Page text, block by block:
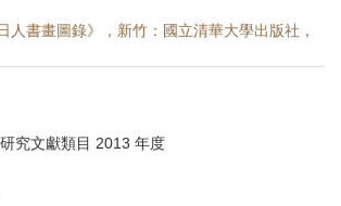
人書畫圖錄》，新竹：國立清華大學出版社，
究文獻類目 2013 年度